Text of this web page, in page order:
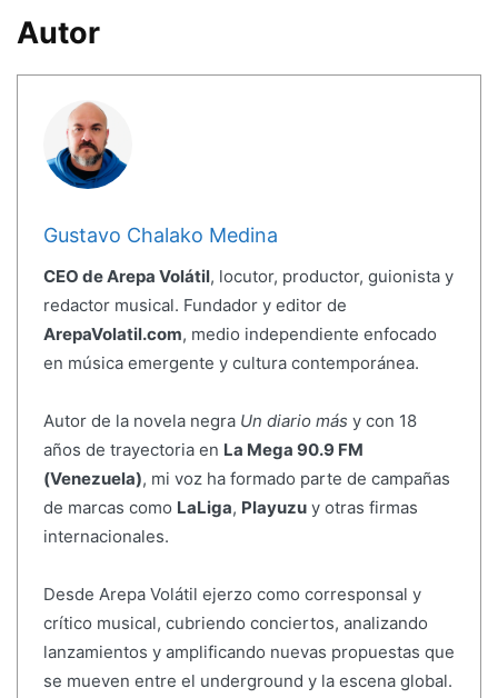
Autor
Gustavo Chalako Medina
CEO de Arepa Volátil, locutor, productor, guionista y
redactor musical. Fundador y editor de
ArepaVolatil.com, medio independiente enfocado
en música emergente y cultura contemporánea.
Autor de la novela negra Un diario más y con 18
años de trayectoria en La Mega 90.9 FM
(Venezuela), mi voz ha formado parte de campañas
de marcas como LaLiga, Playuzuy otras firmas
internacionales.
Desde Arepa Volátil ejerzo como corresponsal y
crítico musical, cubriendo conciertos, analizando
lanzamientos y amplificando nuevas propuestas que
se mueven entre el underground y la escena global.